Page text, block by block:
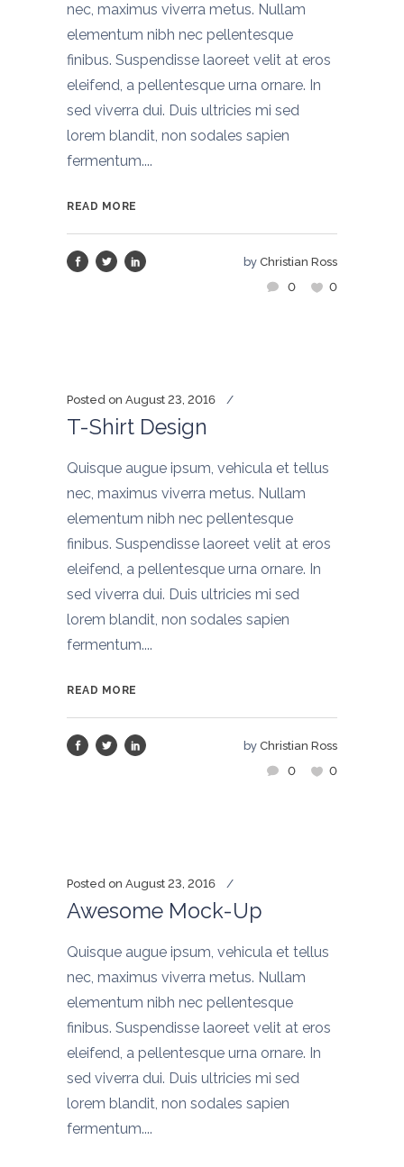
nec, maximus viverra metus. Nullam
elementum nibh nec pellentesque
finibus. Suspendisse laoreet velit at eros
eleifend, a pellentesque urna ornare. In
sed viverra dui. Duis ultricies mi sed
lorem blandit, non sodales sapien
fermentum....
READ MORE
by Christian Ross
0
0
Posted on August 23, 2016
T-Shirt Design
Quisque augue ipsum, vehicula et tellus
nec, maximus viverra metus. Nullam
elementum nibh nec pellentesque
finibus. Suspendisse laoreet velit at eros
eleifend, a pellentesque urna ornare. In
sed viverra dui. Duis ultricies mi sed
lorem blandit, non sodales sapien
fermentum....
READ MORE
by Christian Ross
0
0
Posted on August 23, 2016
Awesome Mock-Up
Quisque augue ipsum, vehicula et tellus
nec, maximus viverra metus. Nullam
elementum nibh nec pellentesque
finibus. Suspendisse laoreet velit at eros
eleifend, a pellentesque urna ornare. In
sed viverra dui. Duis ultricies mi sed
lorem blandit, non sodales sapien
fermentum....